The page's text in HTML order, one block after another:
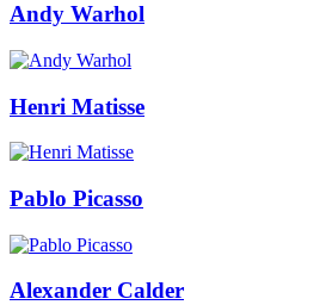
Andy Warhol
Henri Matisse
Pablo Picasso
Alexander Calder